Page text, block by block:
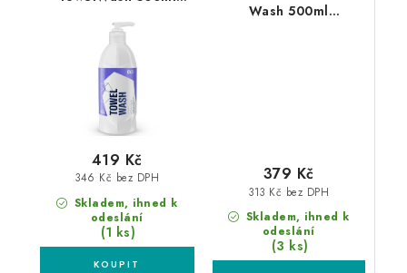
mikrovláknových
utěrek
Skladem, ihned k
odeslání
(1 ks)
346 Kč bez DPH
419 Kč
Wash 500ml
Skladem, ihned k
odeslání
(3 ks)
313 Kč bez DPH
379 Kč